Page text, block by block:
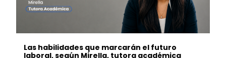
Las habilidades que marcarán el futuro
laboral, según Mirella, tutora académica